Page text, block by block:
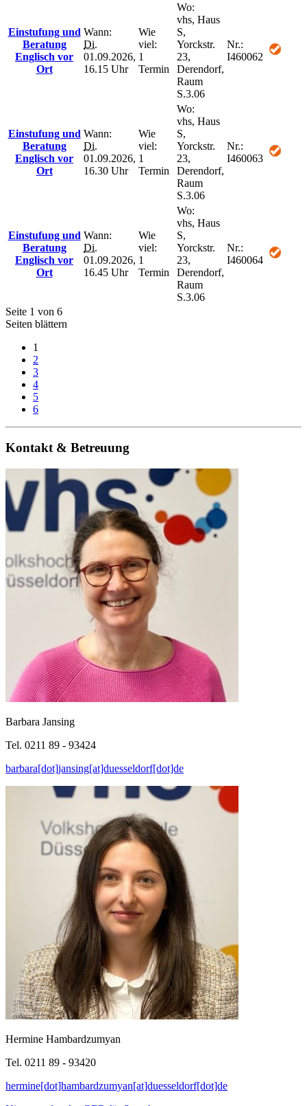
Einstufung und
Beratung
Englisch vor
Ort
Wann:
Di.
01.09.2026,
16.15 Uhr
Wie
viel:
1
Termin
Wo:
vhs, Haus
S,
Yorckstr.
23,
Derendorf,
Raum
S.3.06
Nr.:
I460062
Einstufung und
Beratung
Englisch vor
Ort
Wann:
Di.
01.09.2026,
16.30 Uhr
Wie
viel:
1
Termin
Wo:
vhs, Haus
S,
Yorckstr.
23,
Derendorf,
Raum
S.3.06
Nr.:
I460063
Einstufung und
Beratung
Englisch vor
Ort
Wann:
Di.
01.09.2026,
16.45 Uhr
Wie
viel:
1
Termin
Wo:
vhs, Haus
S,
Yorckstr.
23,
Derendorf,
Raum
S.3.06
Nr.:
I460064
Seite 1 von 6
Seiten blättern
1
2
3
4
5
6
Kontakt & Betreuung
Barbara Jansing
Tel. 0211 89 - 93424
barbara[dot]jansing[at]duesseldorf[dot]de
Hermine Hambardzumyan
Tel. 0211 89 - 93420
hermine[dot]hambardzumyan[at]duesseldorf[dot]de